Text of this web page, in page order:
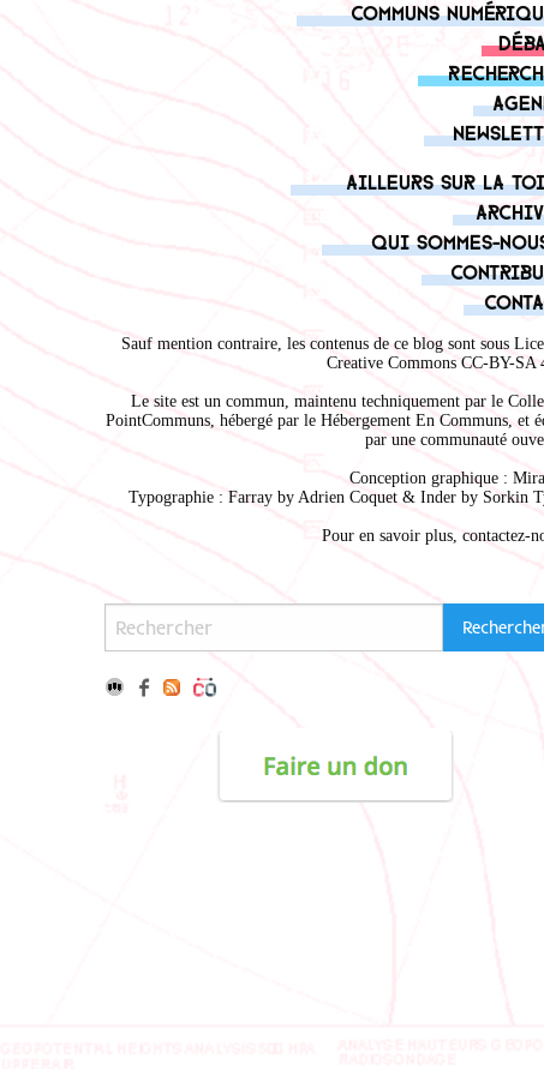
Communs
Ailleurs sur la
Qui sommes-
Sauf mention contraire, les contenus de ce blog sont sous
Creative Commons CC-BY-SA
Le site est un commun, maintenu techniquement par le
PointCommuns, hébergé par le Hébergement En Communs, et
par une communauté
Conception graphique :
Typographie : Farray by Adrien Coquet & Inder by Sorkin
Pour en savoir plus, contactez-